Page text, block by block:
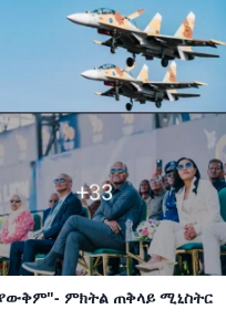
ምክትል ጠቅላይ ሚኒስትር